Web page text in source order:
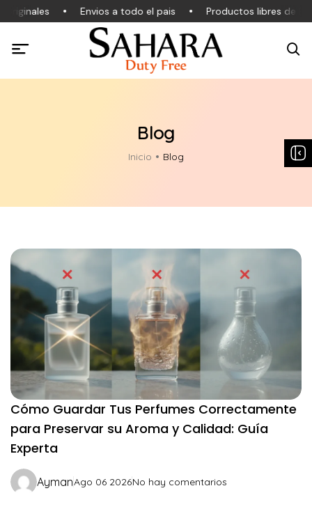
Envios a todo el pais Productos libres de IVA
Blog
Inicio Blog
Cómo Guardar Tus Perfumes Correctamente
para Preservar su Aroma y Calidad: Guía
Experta
AymanAgo 06 2026No hay comentarios